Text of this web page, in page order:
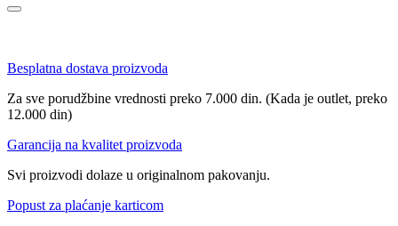
Besplatna dostava proizvoda
Za sve porudžbine vrednosti preko 7.000 din. (Kada je outlet, preko
12.000 din)
Garancija na kvalitet proizvoda
Svi proizvodi dolaze u originalnom pakovanju.
Popust za plaćanje karticom